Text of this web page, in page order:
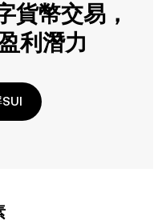
貨幣交易，
利潛力